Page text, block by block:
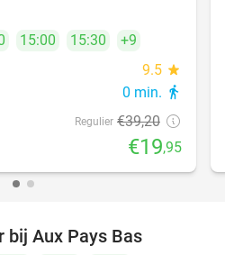
15:00 15:30
+9
9.5 star
0 min. directions_walk
Regulier €39,20
€19,95
bij Aux Pays Bas